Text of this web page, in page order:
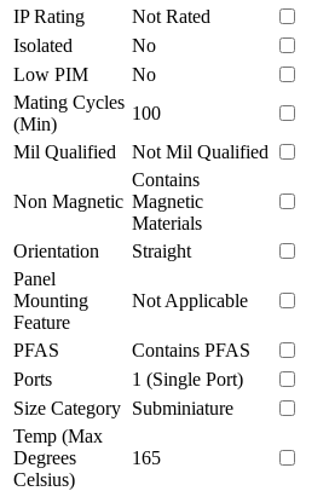
IP Rating
Not Rated
Isolated
No
Low PIM
No
Mating Cycles
(Min)
100
Mil Qualified
Not Mil Qualified
Non Magnetic
Contains
Magnetic
Materials
Orientation
Straight
Panel
Mounting
Feature
Not Applicable
PFAS
Contains PFAS
Ports
1 (Single Port)
Size Category Subminiature
Temp (Max
Degrees
Celsius)
165